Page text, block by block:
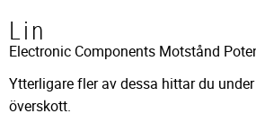
Lin
Electronic Components Motstånd
Ytterligare fler av dessa hittar du
överskott.